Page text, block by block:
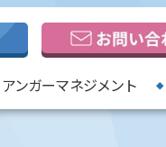
アンガーマネジメント